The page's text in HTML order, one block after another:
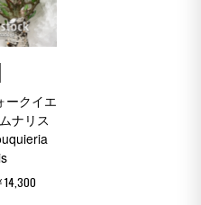
ークイエ
ナリス